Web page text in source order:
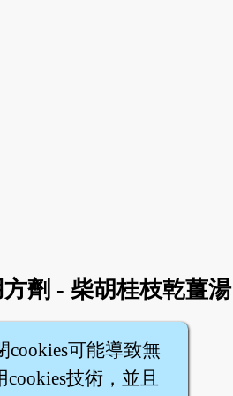
劑 - 柴胡桂枝乾薑湯
cookies可能導致無
技術，並且